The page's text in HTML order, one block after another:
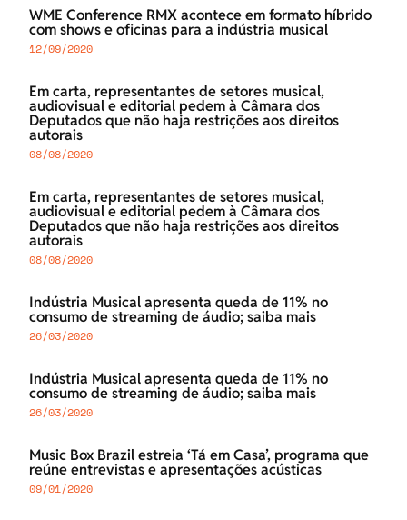
WME Conference RMX acontece em formato híbrido
com shows e oficinas para a indústria musical
12/09/2020
Em carta, representantes de setores musical,
audiovisual e editorial pedem à Câmara dos
Deputados que não haja restrições aos direitos
autorais
08/08/2020
Em carta, representantes de setores musical,
audiovisual e editorial pedem à Câmara dos
Deputados que não haja restrições aos direitos
autorais
08/08/2020
Indústria Musical apresenta queda de 11% no
consumo de streaming de áudio; saiba mais
26/03/2020
Indústria Musical apresenta queda de 11% no
consumo de streaming de áudio; saiba mais
26/03/2020
Music Box Brazil estreia ‘Tá em Casa’, programa que
reúne entrevistas e apresentações acústicas
09/01/2020